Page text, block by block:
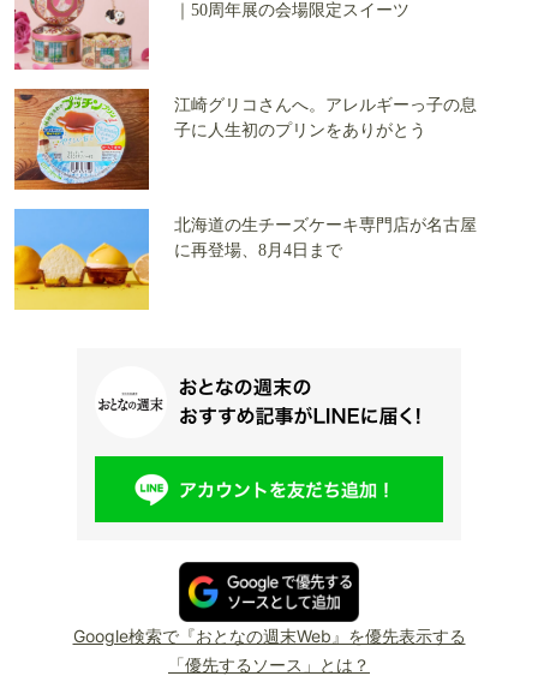
｜50周年展の会場限定スイーツ
江崎グリコさんへ。アレルギーっ子の息
子に人生初のプリンをありがとう
北海道の生チーズケーキ専門店が名古屋
に再登場、8月4日まで
Google検索で『おとなの週末Web』を優先表示する
「優先するソース」とは？